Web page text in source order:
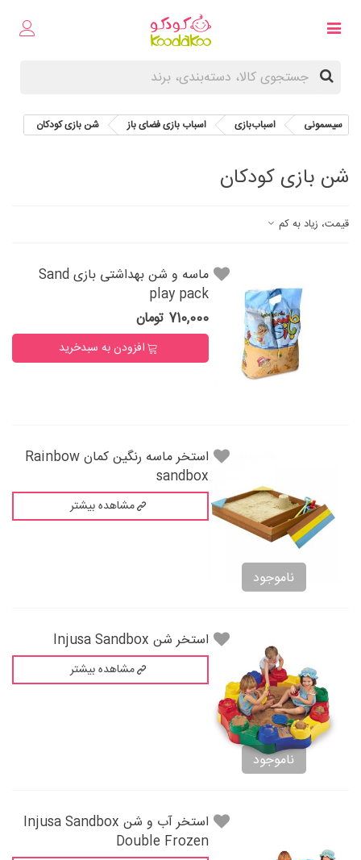
سیسمونی اسباب‌بازی اسباب بازی فضای باز شن بازی کودکان
شن بازی کودکان
قیمت، زیاد به کم
ماسه و شن بهداشتی بازی Sand
play pack
710,000 تومان
افزودن به سبدخرید
ناموجود
استخر ماسه رنگین کمان Rainbow
sandbox
مشاهده بیشتر
ناموجود
استخر شن Injusa Sandbox
مشاهده بیشتر
استخر آب و شن Injusa Sandbox
Double Frozen